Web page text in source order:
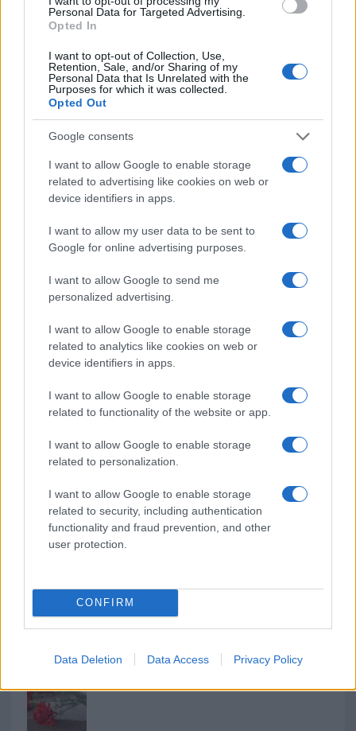
Personal Data for Targeted Advertising.
Opted In
I want to opt-out of Collection, Use,
Retention, Sale, and/or Sharing of my
Personal Data that Is Unrelated with the
Purposes for which it was collected.
Opted Out
Google consents
I want to allow Google to enable storage
related to advertising like cookies on web or
device identifiers in apps.
I want to allow my user data to be sent to
Google for online advertising purposes.
I want to allow Google to send me
personalized advertising.
I want to allow Google to enable storage
related to analytics like cookies on web or
device identifiers in apps.
I want to allow Google to enable storage
related to functionality of the website or app.
I want to allow Google to enable storage
related to personalization.
I want to allow Google to enable storage
related to security, including authentication
functionality and fraud prevention, and other
user protection.
CONFIRM
Data Deletion Data Access Privacy Policy
Porto Rotondo ospita la grande sfida della vela
nell’estate 2026
Controlli all’aeroporto di Olbia, sequestrati
caviale e sabbia rubata
Migliori cliniche di estetica medicale avanzata
in Europa: classifica dei 5 centri di riferimento
pe…
NECROLOGIE
Mario Malu
Martina Agostina Diturco
I nostri cari
I nostri cari